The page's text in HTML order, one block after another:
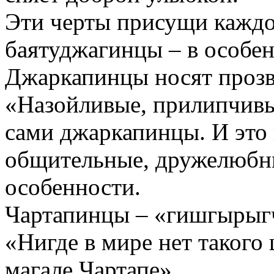
Эти черты присущи
баятуджагинцы – в
Джаркапинцы носят
«Назойливые,
сами джаркапинцы. И это
общительные,
особенности.
Чартапинцы –
«Нигде в мире нет